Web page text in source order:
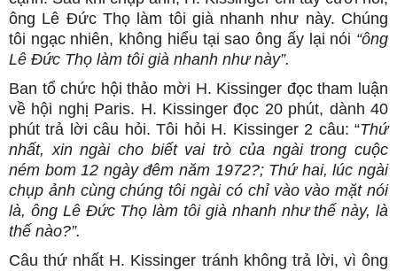
ông Lê Đức Thọ làm tôi già nhanh như này. Chúng
tôi ngạc nhiên, không hiểu tại sao ông ấy lại nói “ông
Lê Đức Thọ làm tôi già nhanh như này”.
Ban tổ chức hội thảo mời H. Kissinger đọc tham luận
về hội nghị Paris. H. Kissinger đọc 20 phút, dành 40
phút trả lời câu hỏi. Tôi hỏi H. Kissinger 2 câu: “Thứ
nhất, xin ngài cho biết vai trò của ngài trong cuộc
ném bom 12 ngày đêm năm 1972?; Thứ hai, lúc ngài
chụp ảnh cùng chúng tôi ngài có chỉ vào vào mặt nói
là, ông Lê Đức Thọ làm tôi già nhanh như thế này, là
thế nào?”.
Câu thứ nhất H. Kissinger tránh không trả lời, vì ông